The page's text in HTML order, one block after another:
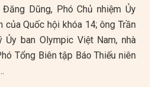
Dũng, Phó Chủ nhiệm Ủy
của Quốc hội khóa 14; ông Trần
Ủy ban Olympic Việt Nam, nhà
Tổng Biên tập Báo Thiếu niên